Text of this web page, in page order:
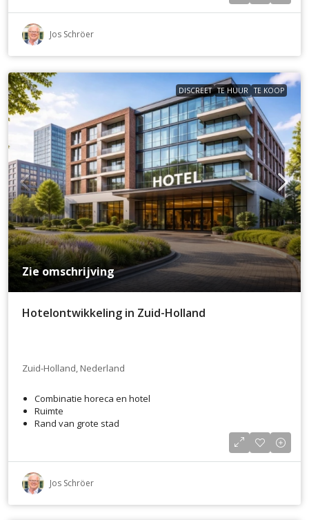
Jos Schröer
DISCREET TE HUUR TE KOOP
Zie omschrijving
Hotelontwikkeling in Zuid-Holland
Zuid-Holland, Nederland
Combinatie horeca en hotel
Ruimte
Rand van grote stad
Jos Schröer